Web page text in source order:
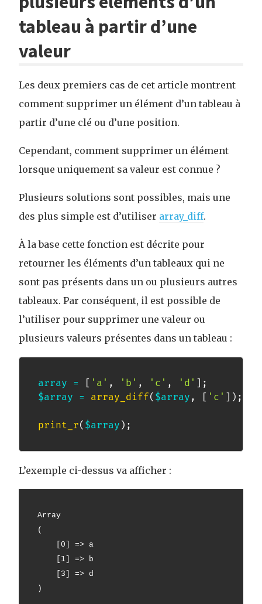
tableau à partir d’une
valeur
Les deux premiers cas de cet article montrent
comment supprimer un élément d’un tableau à
partir d’une clé ou d’une position.
Cependant, comment supprimer un élément
lorsque uniquement sa valeur est connue ?
Plusieurs solutions sont possibles, mais une
des plus simple est d’utiliser array_diff.
À la base cette fonction est décrite pour
retourner les éléments d’un tableaux qui ne
sont pas présents dans un ou plusieurs autres
tableaux. Par conséquent, il est possible de
l’utiliser pour supprimer une valeur ou
plusieurs valeurs présentes dans un tableau :
array = [ 'a' , 'b' , 'c' , 'd' ] ;
$array = array_diff( $array , [ 'c' ] ) ;
print_r( $array ) ;
L’exemple ci-dessus va afficher :
Array
(
    [0] => a
    [1] => b
    [3] => d
)